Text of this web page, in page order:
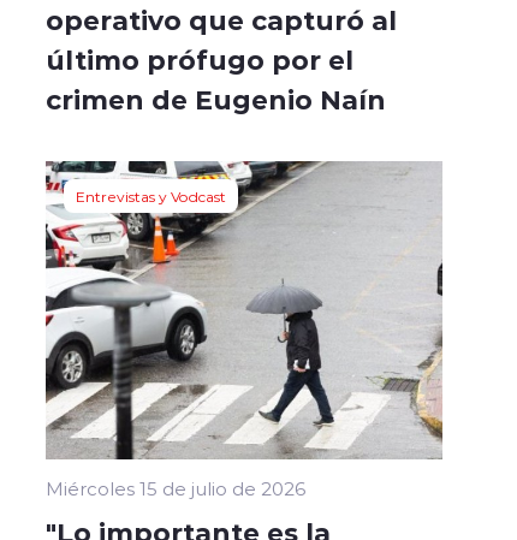
operativo que capturó al
último prófugo por el
crimen de Eugenio Naín
Entrevistas y Vodcast
Miércoles 15 de julio de 2026
"Lo importante es la